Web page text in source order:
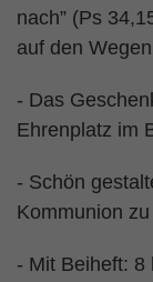
nach” (Ps
auf den
- Das
Ehrenplatz im
- Schön
Kommunion
- Mit Beiheft: 8